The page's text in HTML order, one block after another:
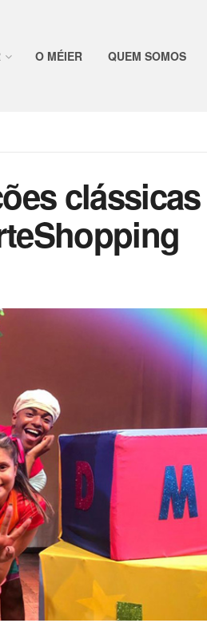
O MÉIER QUEM SOMOS
clássicas